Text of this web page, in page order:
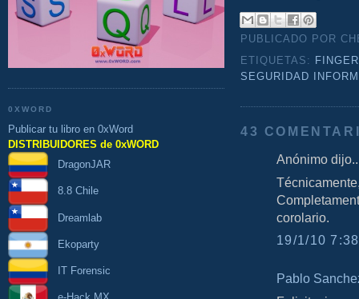
0XWORD
Publicar tu libro en 0xWord
DISTRIBUIDORES de 0xWORD
DragonJAR
8.8 Chile
Dreamlab
Ekoparty
IT Forensic
PUBLICADO POR
ETIQUETAS:
SEGURIDAD
43
Anónimo
corolario.
19/1/10
Pablo